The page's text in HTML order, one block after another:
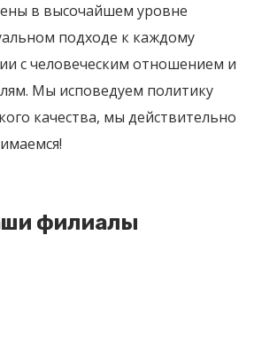
в высочайшем уровне
подходе к каждому
с человеческим отношением и
Мы исповедуем политику
качества, мы действительно
филиалы